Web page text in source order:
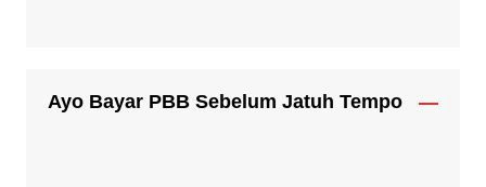
Ayo Bayar PBB Sebelum Jatuh Tempo